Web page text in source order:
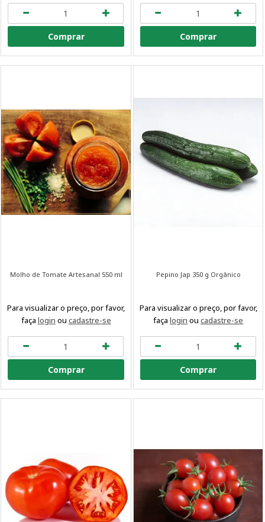
Comprar Comprar
Molho de Tomate Artesanal 550 ml
Para visualizar o preço, por favor,
faça login ou cadastre-se
Comprar
Pepino Jap 350 g Orgânico
Para visualizar o preço, por favor,
façalogin oucadastre-se
Comprar